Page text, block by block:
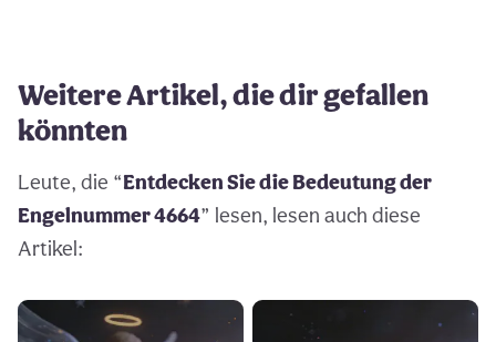
Weitere Artikel, die dir gefallen
könnten
Leute, die “Entdecken Sie die Bedeutung der
Engelnummer 4664” lesen, lesen auch diese
Artikel: